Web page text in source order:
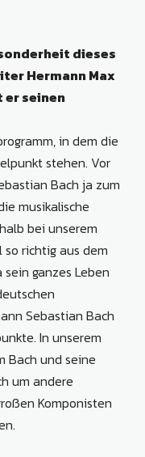
dieses
Hermann Max
er seinen
in dem die
stehen. Vor
Bach ja zum
musikalische
bei unserem
richtig aus dem
ganzes Leben
Sebastian Bach
In unserem
Bach und seine
um andere
Komponisten